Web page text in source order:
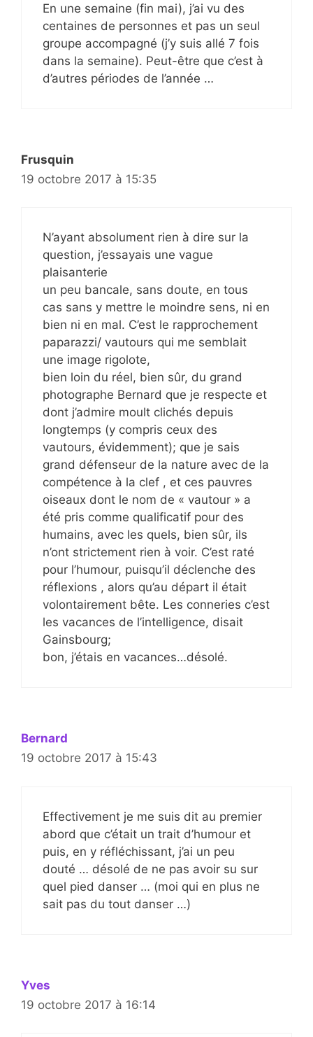
En une semaine (fin mai), j’ai vu des
centaines de personnes et pas un seul
groupe accompagné (j’y suis allé 7 fois
dans la semaine). Peut-être que c’est à
d’autres périodes de l’année …
Frusquin
19 octobre 2017 à 15:35
N’ayant absolument rien à dire sur la
question, j’essayais une vague
plaisanterie
un peu bancale, sans doute, en tous
cas sans y mettre le moindre sens, ni en
bien ni en mal. C’est le rapprochement
paparazzi/ vautours qui me semblait
une image rigolote,
bien loin du réel, bien sûr, du grand
photographe Bernard que je respecte et
dont j’admire moult clichés depuis
longtemps (y compris ceux des
vautours, évidemment); que je sais
grand défenseur de la nature avec de la
compétence à la clef , et ces pauvres
oiseaux dont le nom de « vautour » a
été pris comme qualificatif pour des
humains, avec les quels, bien sûr, ils
n’ont strictement rien à voir. C’est raté
pour l’humour, puisqu’il déclenche des
réflexions , alors qu’au départ il était
volontairement bête. Les conneries c’est
les vacances de l’intelligence, disait
Gainsbourg;
bon, j’étais en vacances…désolé.
Bernard
19 octobre 2017 à 15:43
Effectivement je me suis dit au premier
abord que c’était un trait d’humour et
puis, en y réfléchissant, j’ai un peu
douté … désolé de ne pas avoir su sur
quel pied danser … (moi qui en plus ne
sait pas du tout danser …)
Yves
19 octobre 2017 à 16:14